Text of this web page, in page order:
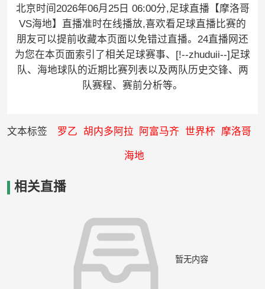
北京时间2026年06月25日 06:00分,足球直播【摩洛哥
VS海地】直播准时在线播放,喜欢看足球直播比赛的
朋友可以提前收藏本页面以免错过直播。24直播网还
为您在本页面索引了相关足球赛事、[!--zhuduii--]足球
队、海地球队的近期比赛列表以及两队历史交锋、两
队赛程、赛前分析等。
文本标签 罗乙 胡内多阿拉 阿富马齐 世界杯 摩洛哥
海地
相关直播
暂无内容